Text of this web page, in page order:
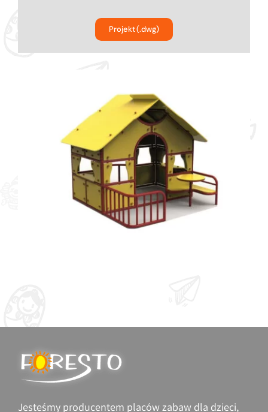
Bujaki
Ścianki funkcyjne dla dzieci
Kolejki linowe na plac zabaw
Urządzenia komunalne na plac zabaw
Parki linowe dla dzieci
Projekt (.dwg)
Jesteśmy producentem placów zabaw dla dzieci,